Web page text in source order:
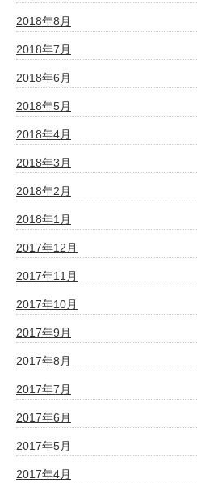
2018年8月
2018年7月
2018年6月
2018年5月
2018年4月
2018年3月
2018年2月
2018年1月
2017年12月
2017年11月
2017年10月
2017年9月
2017年8月
2017年7月
2017年6月
2017年5月
2017年4月